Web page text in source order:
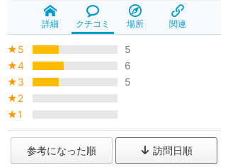
詳細 クチコミ 場所 関連
★5
5
★4
6
★3
5
★2
★1
参考になった順 訪問日順